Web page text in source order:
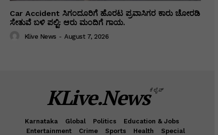
Car Accident ಸಿಗಂದೂರಿಗೆ ಹೊರಟ ಪ್ರವಾಸಿಗರ ಕಾರು ಚೋರಡಿ
ಸೇತುವೆ ಬಳಿ ಪಲ್ಟಿ: ಆರು ಮಂದಿಗೆ ಗಾಯ.
Klive News - August 7, 2026
KLive.Newsಕೆಲೈವ್
Karnataka Global Politics
Education & Jobs
Entertainment
Crime Sports Health Special